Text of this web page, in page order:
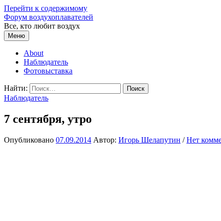
Перейти к содержимому
Форум воздухоплавателей
Все, кто любит воздух
Меню
About
Наблюдатель
Фотовыставка
Найти:
Наблюдатель
7 сентября, утро
Опубликовано 07.09.2014 Автор: Игорь Шелапутин /Нет